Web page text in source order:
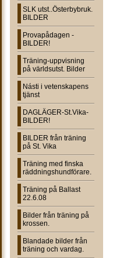
SLK utst..Österbybruk.
BILDER
Provapådagen -
BILDER!
Träning-uppvisning
på världsutst. Bilder
Násti i vetenskapens
tjänst
DAGLÄGER-St.Vika-
BILDER!
BILDER från träning
på St. Vika
Träning med finska
räddningshundförare.
Träning på Ballast
22.6.08
Bilder från träning på
krossen.
Blandade bilder från
träning och vardag.